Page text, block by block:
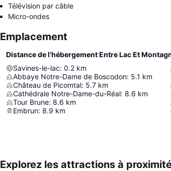
Télévision par câble
Micro-ondes
Emplacement
Distance de l’hébergement Entre Lac Et
Savines-le-lac: 0.2 km
Abbaye Notre-Dame de Boscodon: 5.1 km
Château de Picomtal: 5.7 km
Cathédrale Notre-Dame-du-Réal: 8.6 km
Tour Brune: 8.6 km
Embrun: 8.9 km
Explorez les attractions à